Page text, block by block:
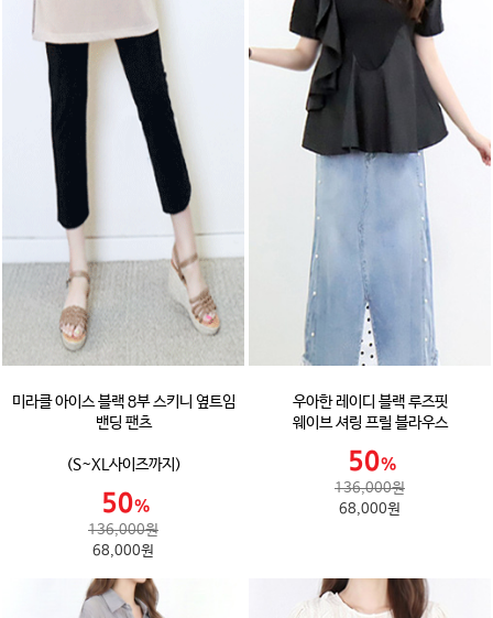
미라클 아이스 블랙 8부 스키니 옆트임
밴딩 팬츠
(S~XL사이즈까지)
136,000원
68,000원
우아한 레이디 블랙 루즈핏
웨이브 셔링 프릴 블라우스
136,000원
68,000원